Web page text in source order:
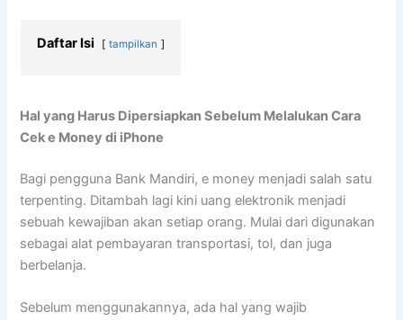
Daftar Isi tampilkan
Hal yang Harus Dipersiapkan Sebelum Melalukan Cara
Cek e Money di iPhone
Bagi pengguna Bank Mandiri, e money menjadi salah satu
terpenting. Ditambah lagi kini uang elektronik menjadi
sebuah kewajiban akan setiap orang. Mulai dari digunakan
sebagai alat pembayaran transportasi, tol, dan juga
berbelanja.
Sebelum menggunakannya, ada hal yang wajib